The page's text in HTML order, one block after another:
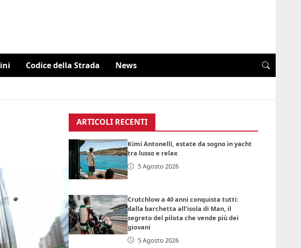
Codice della Strada News
ARTICOLI RECENTI
Kimi Antonelli, estate da sogno in yacht
tra lusso e relax
5 Agosto 2026
Crutchlow a 40 anni conquista tutti:
dalla barchetta all’isola di Man, il
segreto del pilota che vende più dei
giovani
5 Agosto 2026